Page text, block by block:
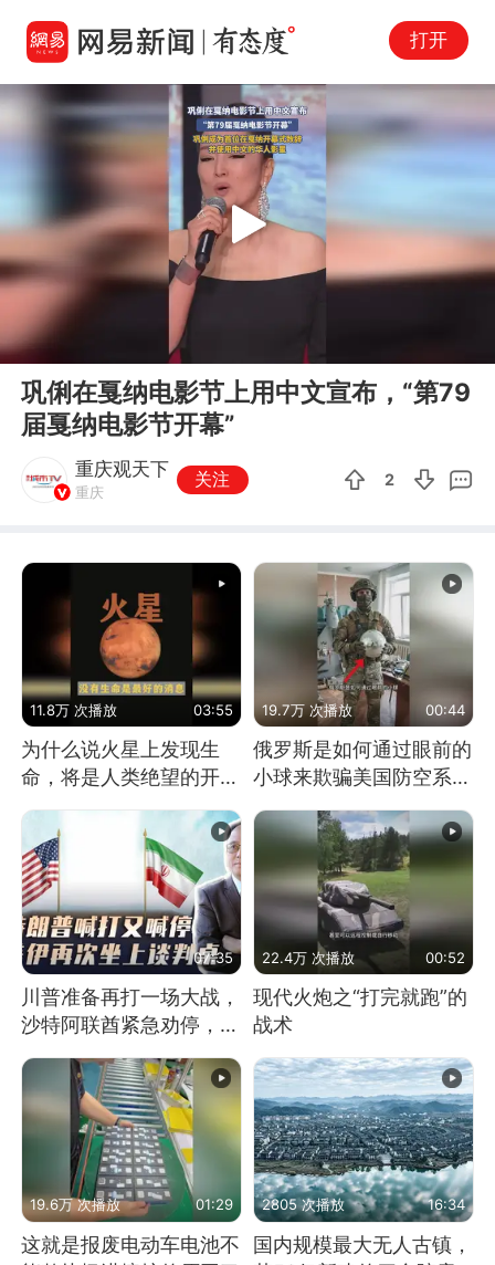
打开
00:00
Play
巩俐在戛纳电影节上用中文宣布，“第79
届戛纳电影节开幕”
重庆观天下
重庆
关注 2
11.8万 次播放 03:55
为什么说火星上发现生
命，将是人类绝望的开
始？
19.7万 次播放 00:44
俄罗斯是如何通过眼前的
小球来欺骗美国防空系统
的
07:35
川普准备再打一场大战，
沙特阿联酋紧急劝停，美
22.4万 次播放 00:52
现代火炮之“打完就跑”的
战术
19.6万 次播放 01:29
这就是报废电动车电池不
2805 次播放 16:34
国内规模最大无人古镇，